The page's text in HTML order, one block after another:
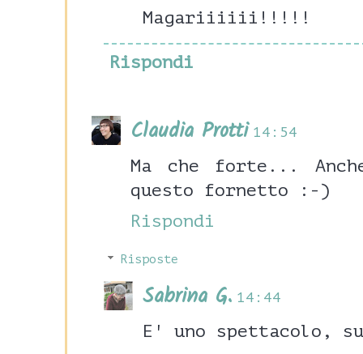
Magariiiiii!!!!!
Rispondi
Claudia Protti 14:54
Ma che forte...
questo fornetto :-)
Rispondi
Risposte
Sabrina G. 14:44
E' uno spettacolo,